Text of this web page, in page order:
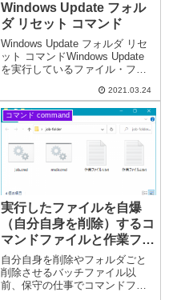
Windows Update フォル
ダ リセット コマンド
Windows Update フォルダ リセ
ット コマンドWindows Update
を実行しているファイル・フォ
セットします。自己責任になる
ので、分かる方のみご利用して
ください。※管理者として実行
してください...
2021.03.24
コマンド command
実行したファイルを自爆
（自分自身を削除）するコ
マンドファイルと作業フォ
ルダごと自爆（削除）させ
るコマンドファイル
自分自身を削除やフォルダごと
削除させるバッチファイル以
前、保守の仕事でコマンドファ